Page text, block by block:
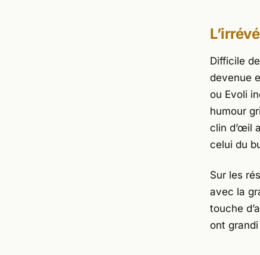
Difficile
devenue
ou Evoli
humour
clin d’œil
celui du
Sur les
avec la
touche
ont